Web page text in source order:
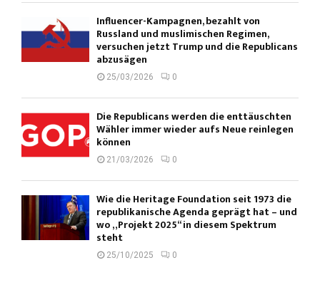
Influencer-Kampagnen, bezahlt von
Russland und muslimischen Regimen,
versuchen jetzt Trump und die Republicans
abzusägen
25/03/2026 0
Die Republicans werden die enttäuschten
Wähler immer wieder aufs Neue reinlegen
können
21/03/2026 0
Wie die Heritage Foundation seit 1973 die
republikanische Agenda geprägt hat – und
wo „Projekt 2025“ in diesem Spektrum
steht
25/10/2025 0